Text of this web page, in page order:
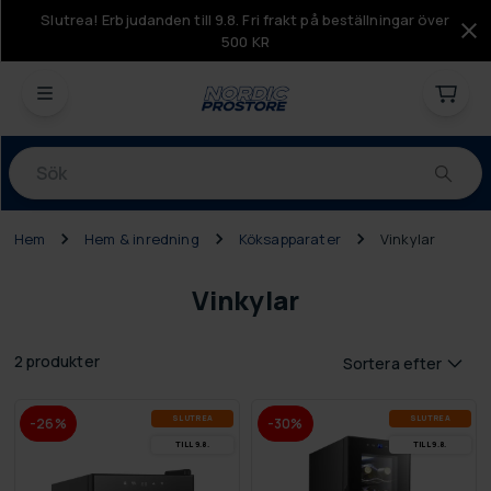
Slutrea! Erbjudanden till 9.8. Fri frakt på beställningar över
500 KR
Produkter
Hem Hem & inredning Köksapparater Vinkylar
Vinkylar
2 produkter Sortera efter
-26% SLUT­REA
TILL 9.8.
-30% SLUT­REA
TILL 9.8.